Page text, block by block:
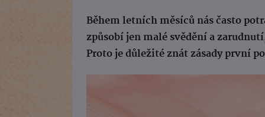
Během letních měsíců nás často
způsobí jen malé svědění a
Proto je důležité znát zásady první